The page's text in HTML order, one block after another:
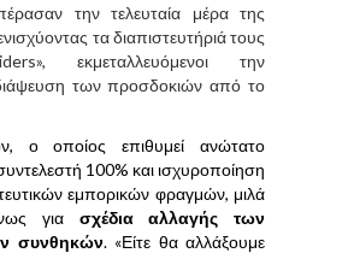
την τελευταία μέρα της
τα διαπιστευτήριά τους
εκμεταλλευόμενοι την
των προσδοκιών από το
ο οποίος επιθυμεί ανώτατο
100% και ισχυροποίηση
εμπορικών φραγμών, μιλά
για σχέδια αλλαγής των
συνθηκών. «Είτε θα αλλάξουμε